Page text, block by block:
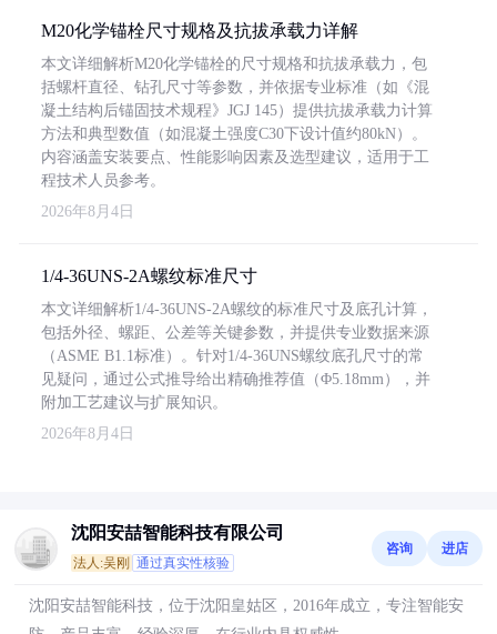
M20化学锚栓尺寸规格及抗拔承载力详解
本文详细解析M20化学锚栓的尺寸规格和抗拔承载力，包
括螺杆直径、钻孔尺寸等参数，并依据专业标准（如《混
凝土结构后锚固技术规程》JGJ 145）提供抗拔承载力计算
方法和典型数值（如混凝土强度C30下设计值约80kN）。
内容涵盖安装要点、性能影响因素及选型建议，适用于工
程技术人员参考。
2026年8月4日
1/4-36UNS-2A螺纹标准尺寸
本文详细解析1/4-36UNS-2A螺纹的标准尺寸及底孔计算，
包括外径、螺距、公差等关键参数，并提供专业数据来源
（ASME B1.1标准）。针对1/4-36UNS螺纹底孔尺寸的常
见疑问，通过公式推导给出精确推荐值（Φ5.18mm），并
附加工艺建议与扩展知识。
2026年8月4日
沈阳安喆智能科技有限公司
法人:吴刚 通过真实性核验
咨询 进店
沈阳安喆智能科技，位于沈阳皇姑区，2016年成立，专注智能安